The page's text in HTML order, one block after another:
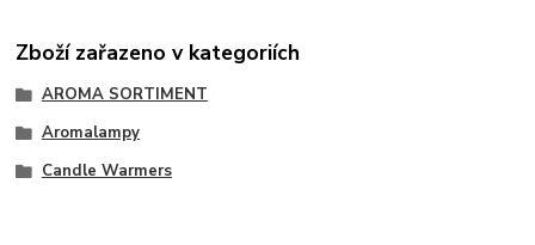
Zboží zařazeno v kategoriích
AROMA SORTIMENT
Aromalampy
Candle Warmers